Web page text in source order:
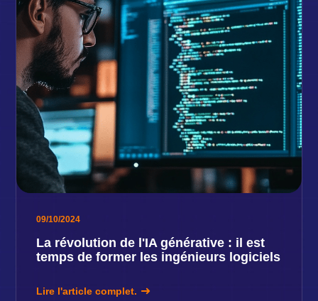
09/10/2024
La révolution de l'IA générative : il est
temps de former les ingénieurs logiciels
Lire l'article complet.